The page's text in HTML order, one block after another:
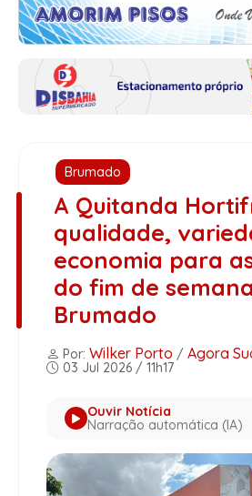
Brumado
A Quitanda
qualidade,
economia para
do fim de
Brumado
Por: Wilker Porto / Agora
03 Jul 2026 / 11h17
Ouvir Notícia
Narração automática (IA)